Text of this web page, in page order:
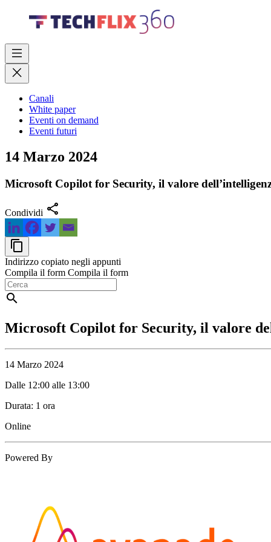
Canali
White paper
Eventi on demand
Eventi futuri
14 Marzo 2024
Microsoft Copilot for Security, il valore
Condividi share
content_copy
Indirizzo copiato negli appunti
Compila il form Compila il form
search
Microsoft Copilot for Security, il valore
14 Marzo 2024
Dalle 12:00 alle 13:00
Durata: 1 ora
Online
Powered By